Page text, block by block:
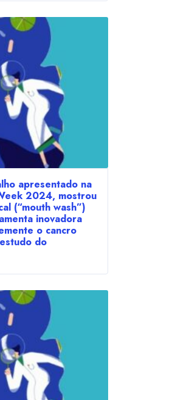
apresentado na
2024, mostrou
(“mouth wash”)
inovadora
o cancro
do